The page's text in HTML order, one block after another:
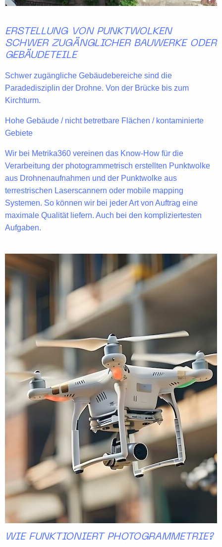
ERSTELLUNG VON PUNKTWOLKEN
SCHWER ZUGÄNGLICHER BAUWERKE ODER
GEBÄUDETEILE
Schwer zugängliche Gebäudebereiche sind die
Paradedisziplin der Drohne. Von der Brücke bis zum
Kirchturm.
Hohe Gebäude / nicht betretbare Flächen / kontaminierte
Gebiete
Wir bei Metrika360 vereinen das Know-How für die
Verarbeitung der photogrammetrisch erstellten Punktwolke
aus Drohnenaufnahmen und der Punktwolke aus
terrestrischen Laserscannern oder mobile mapping
Systemen. So können wir bei jeder Art von Auftrag eine
maximale Qualitätliefern. Auch bei den kompliziertesten
Aufgaben.
WIE FUNKTIONIERT PHOTOGRAMMETRIE?